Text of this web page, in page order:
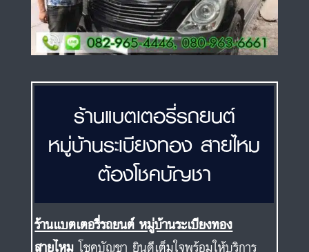
ร้านแบตเตอรี่รถยนต์
หมู่บ้านระเบียงทอง สายไหม
ต้องโชคบัญชา
ร้านแบตเตอรี่รถยนต์ หมู่บ้านระเบียงทอง
สายไหมโชคบัญชา ยินดีเต็มใจพร้อมให้บริการ